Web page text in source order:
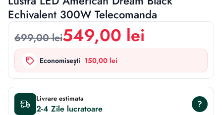
Echivalent 300W Telecomanda
699,00 lei549,00 lei
Economisești 150,00 lei
Livrare estimata
2-4 Zile ?